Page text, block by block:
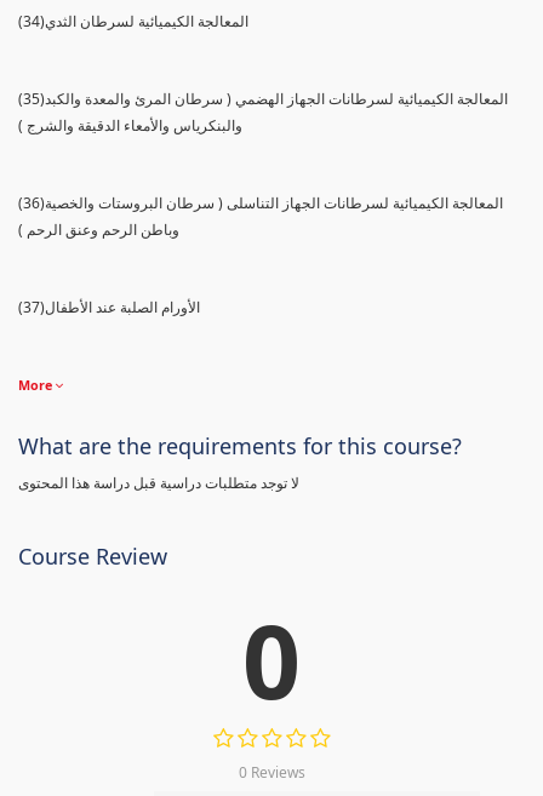
(34)المعالجة الكيميائية لسرطان الثدي
(35)المعالجة الكيميائية لسرطانات الجهاز الهضمي ( سرطان المرئ والمعدة والكبد
والبنكرياس والأمعاء الدقيقة والشرج )
(36)المعالجة الكيميائية لسرطانات الجهاز التناسلى ( سرطان البروستات والخصية
وباطن الرحم وعنق الرحم )
(37)الأورام الصلبة عند الأطفال
More
What are the requirements for this course?
لا توجد متطلبات دراسية قبل دراسة هذا المحتوى
Course Review
0
0 Reviews